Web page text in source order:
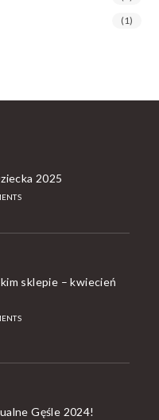
(1)
2025
sklepie – kwiecień
Gęśle 2024!